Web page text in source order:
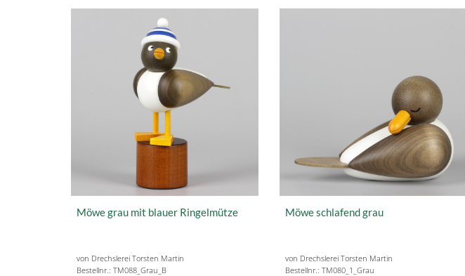
Möwe grau mit blauer Ringelmütze
von Drechslerei Torsten Martin
Bestellnr.: TM088_Grau_B
Möwe schlafend grau
von Drechslerei Torsten Martin
Bestellnr.: TM080_1_Grau